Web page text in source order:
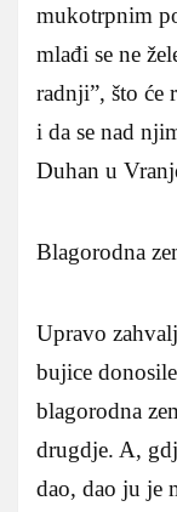
mukotrpnim
mlađi se ne
radnji”, što će
i da se nad
Duhan u
Blagorodna
Upravo
bujice
blagorodna
drugdje. A,
dao, dao ju je